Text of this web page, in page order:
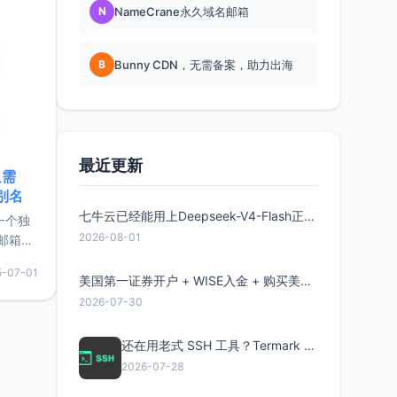
名
个独
箱等
较有
惠的
07-01
N NameCrane永久域名邮箱
B Bunny CDN，无需备案，助力出海
最近更新
七牛云已经能用上Deepseek-V4-Flash正式版了，点此领取300万Token
2026-08-01
美国第一证券开户 + WISE入金 + 购买美股全流程分享
2026-07-30
还在用老式 SSH 工具？Termark 新一代跨平台智能SSH客户端了解一下
2026-07-28